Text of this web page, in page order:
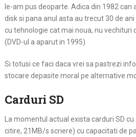
le-am pus deoparte. Adica din 1982
disk si pana anul asta au trecut 30 de
cu tehnologie cat mai noua, nu vechituri
(DVD-ul a aparut in 1995)
Si totusi ce faci daca vrei sa pastrezi
stocare depasite moral pe alternative
Carduri SD
La momentul actual exista carduri SD
citire, 21MB/s scriere) cu capacitati de